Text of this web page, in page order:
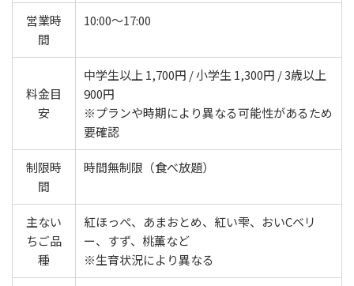
営業時
間
10:00～17:00
料金目
安
中学生以上 1,700円 / 小学生 1,300円 / 3歳以上
900円
※プランや時期により異なる可能性があるため
要確認
制限時
間
時間無制限（食べ放題）
主ない
ちご品
種
紅ほっぺ、あまおとめ、紅い雫、おいCベリ
ー、すず、桃薫など
※生育状況により異なる